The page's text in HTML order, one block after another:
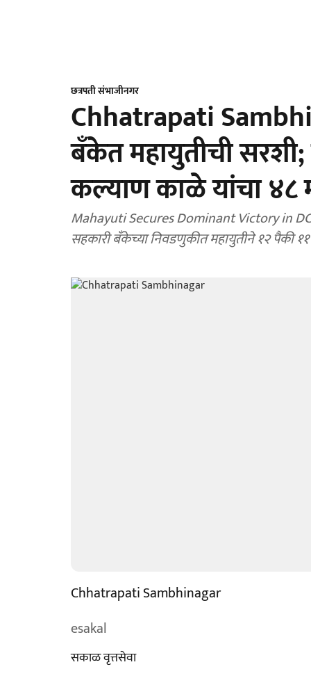
छत्रपती संभाजीनगर
Chhatrapati
बँकेत महायुतीची
कल्याण काळे यांचा ४८
Mahayuti Secures Dominant Victory in
सहकारी बँकेच्या निवडणुकीत महायुतीने १२ पैकी
Chhatrapati Sambhinagar
esakal
सकाळ वृत्तसेवा